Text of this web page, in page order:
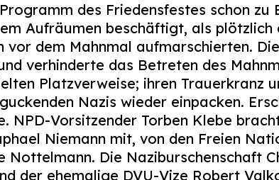
des Friedensfestes schon zu
Aufräumen beschäftigt, als plötzlich
vor dem Mahnmal aufmarschierten.
verhinderte das Betreten des
Platzverweise; ihren Trauerkranz
Nazis wieder einpacken.
NPD-Vorsitzender Torben Klebe
Niemann mit, von den Freien
Nottelmann. Die Naziburschenschaft
der ehemalige DVU-Vize Robert